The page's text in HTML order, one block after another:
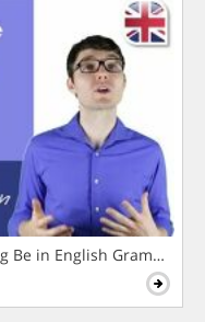
Be in English Grammar